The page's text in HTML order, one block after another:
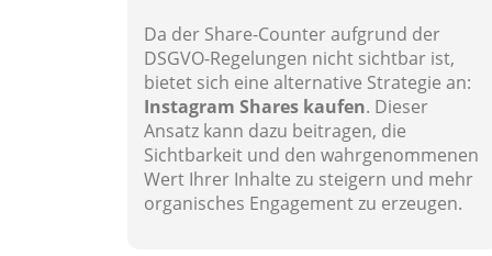
Da der Share-Counter aufgrund der
DSGVO-Regelungen nicht sichtbar ist,
bietet sich eine alternative Strategie an:
Instagram Shares kaufen. Dieser
Ansatz kann dazu beitragen, die
Sichtbarkeit und den wahrgenommenen
Wert Ihrer Inhalte zu steigern und mehr
organisches Engagement zu erzeugen.